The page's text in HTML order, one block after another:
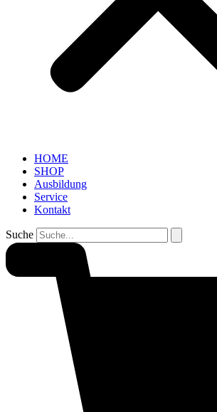
HOME
SHOP
Ausbildung
Service
Kontakt
Suche